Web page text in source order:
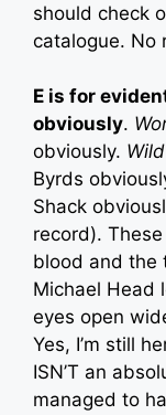
should check
catalogue. No
E is for
obviously.
obviously.
Byrds
Shack
record).
blood and the
Michael Head
eyes open
Yes, I’m still
ISN’T an
managed to